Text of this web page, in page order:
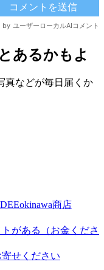
真などが毎日届くか